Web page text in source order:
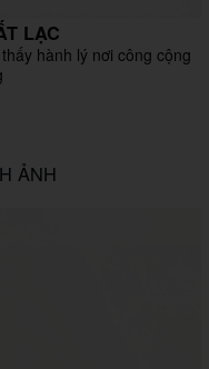
LẠC
hành lý nơi công cộng
ẢNH